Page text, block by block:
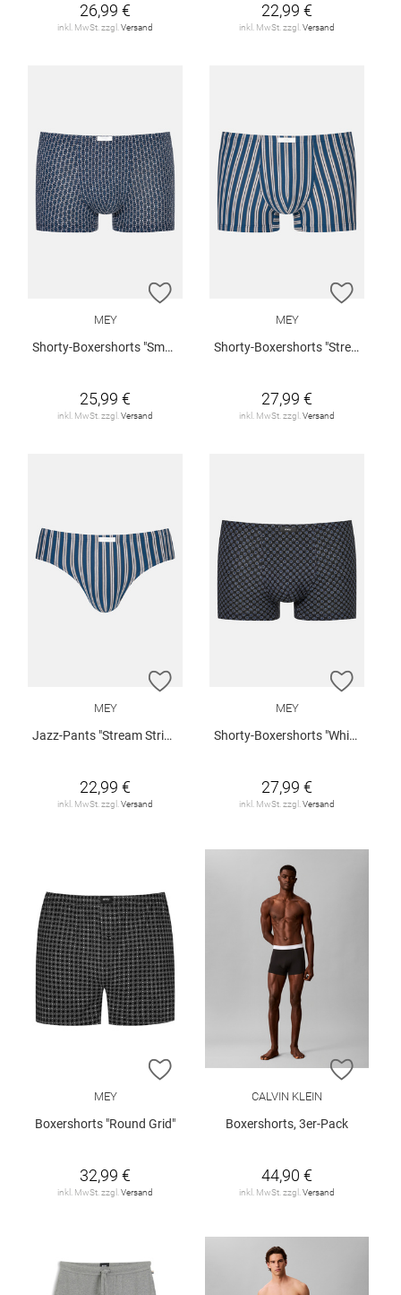
26,99 €
inkl. MwSt. zzgl.Versand
22,99 €
inkl. MwSt. zzgl.Versand
ZUR WUNSCHLISTE HINZUFÜGEN
MEY
Shorty-Boxershorts "Smart Chains"
25,99 €
inkl. MwSt. zzgl.Versand
ZUR
MEY
Shorty-Boxershorts "Stream Stripes"
27,99 €
inkl. MwSt. zzgl.Versand
ZUR WUNSCHLISTE HINZUFÜGEN
MEY
Jazz-Pants "Stream Stripes"
22,99 €
inkl. MwSt. zzgl. Versand
ZUR
MEY
Shorty-Boxershorts "White Squares"
27,99 €
inkl. MwSt. zzgl. Versand
ZUR WUNSCHLISTE HINZUFÜGEN
MEY
Boxershorts "Round Grid"
32,99 €
inkl. MwSt. zzgl. Versand
ZUR
CALVIN KLEIN
Boxershorts, 3er-Pack
44,90 €
inkl. MwSt. zzgl. Versand